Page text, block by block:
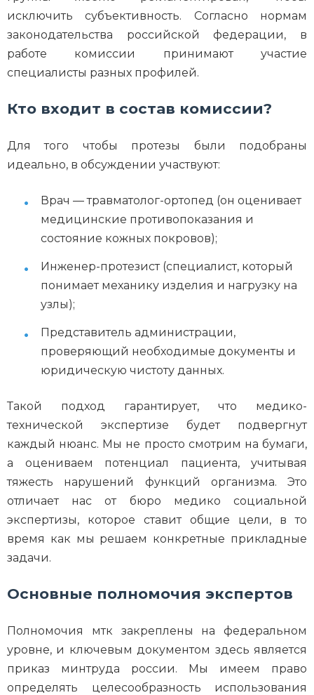
исключить субъективность. Согласно нормам
законодательства российской федерации, в
работе комиссии принимают участие
специалисты разных профилей.
Кто входит в состав комиссии?
Для того чтобы протезы были подобраны
идеально, в обсуждении участвуют:
Врач — травматолог-ортопед (он оценивает
медицинские противопоказания и
состояние кожных покровов);
Инженер-протезист (специалист, который
понимает механику изделия и нагрузку на
узлы);
Представитель администрации,
проверяющий необходимые документы и
юридическую чистоту данных.
Такой подход гарантирует, что медико-
технической экспертизе будет подвергнут
каждый нюанс. Мы не просто смотрим на бумаги,
а оцениваем потенциал пациента, учитывая
тяжесть нарушений функций организма. Это
отличает нас от бюро медико социальной
экспертизы, которое ставит общие цели, в то
время как мы решаем конкретные прикладные
задачи.
Основные полномочия экспертов
Полномочия мтк закреплены на федеральном
уровне, и ключевым документом здесь является
приказ минтруда россии. Мы имеем право
определять целесообразность использования